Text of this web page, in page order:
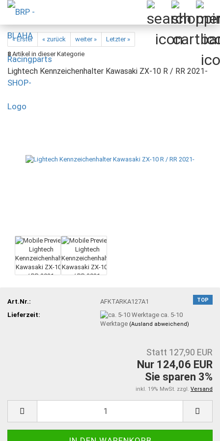
« Erster « zurück weiter »
Letzter »
8 Artikel in dieser Kategorie
Lightech Kennzeichenhalter Kawasaki ZX-10 R / RR 2021-
TOP
Art.Nr.:
AFKTARKA127A1
Lieferzeit:
ca. 5-10
Werktage (Ausland abweichend)
Statt 127,90 EUR
Nur 124,06 EUR
Sie sparen 3%
inkl. 19% MwSt. zzgl. Versand